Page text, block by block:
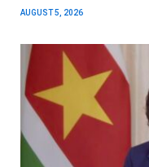
AUGUST 5, 2026